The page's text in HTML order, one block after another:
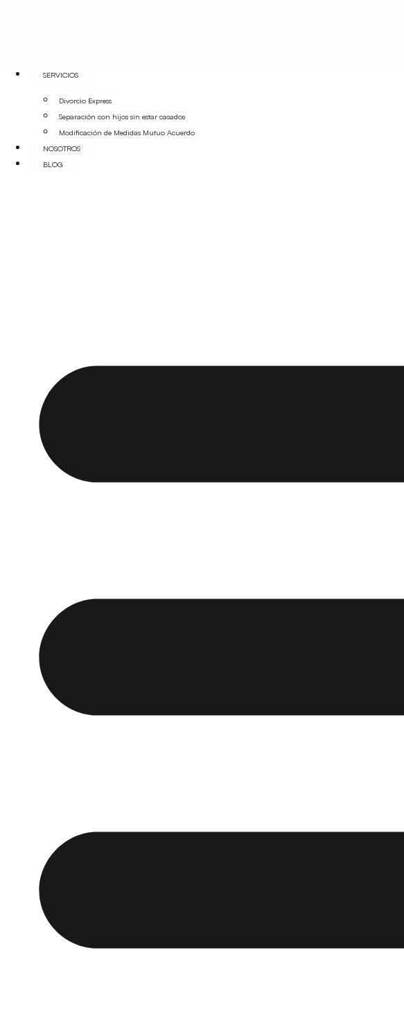
SERVICIOS
Divorcio Express
Separación con hijos sin estar casados
Modificación de Medidas Mutuo Acuerdo
NOSOTROS
BLOG